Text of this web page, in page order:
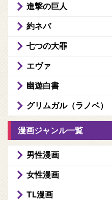
進撃の巨人
約ネバ
七つの大罪
エヴァ
幽遊白書
グリムガル（ラノベ）
漫画ジャンル一覧
男性漫画
女性漫画
TL漫画